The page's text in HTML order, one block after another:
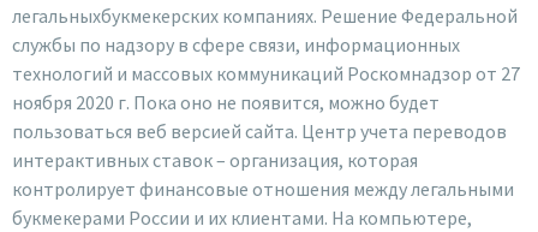
легальныхбукмекерских компаниях. Решение Федеральной
службы по надзору в сфере связи, информационных
технологий и массовых коммуникаций Роскомнадзор от 27
ноября 2020 г. Пока оно не появится, можно будет
пользоваться веб версией сайта. Центр учета переводов
интерактивных ставок – организация, которая
контролирует финансовые отношения между легальными
букмекерами России и их клиентами. На компьютере,